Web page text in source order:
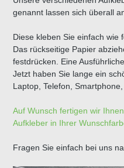
genannt lassen sich überall
Diese kleben Sie einfach wie
Das rückseitige Papier
festdrücken. Eine
Jetzt haben Sie lange ein
Laptop, Telefon,
Auf Wunsch fertigen wir
Aufkleber in Ihrer
Fragen Sie einfach bei uns